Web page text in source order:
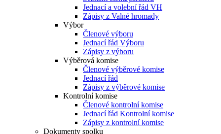
Jednací a volební řád VH
Zápisy z Valné hromady
Výbor
Členové výboru
Jednací řád Výboru
Zápisy z výboru
Výběrová komise
Členové výběrové komise
Jednací řád
Zápisy z výběrové komise
Kontrolní komise
Členové kontrolní komise
Jednací řád Kontrolní komise
Zápisy z kontrolní komise
Dokumenty spolku